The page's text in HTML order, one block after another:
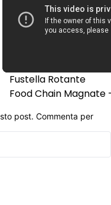
Fustella Rotante
Food Chain Magnate
post. Commenta per